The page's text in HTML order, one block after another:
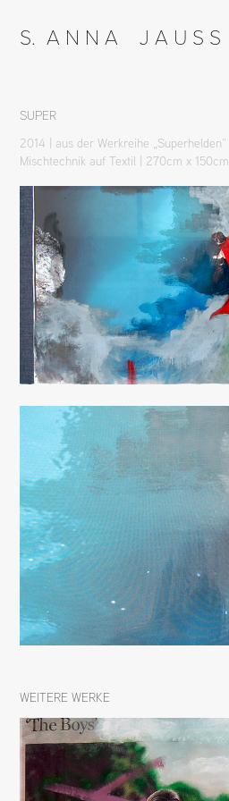
S.  A N N A    J A U S S
SUPER
2014 | aus der Werkreihe „Superhelden“
Mischtechnik auf Textil | 270cm x 150cm
WEITERE WERKE